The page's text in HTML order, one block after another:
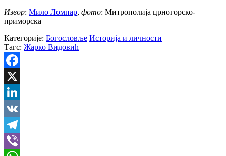
Извор: Мило Ломпар, фото: Митрополија црногорско-
приморска
Категорије: Богословље Историја и личности
Тагс: Жарко Видовић
Facebook
X
LinkedIn
VK
Telegram